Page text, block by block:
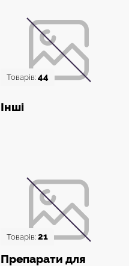
Товарів: 44
Інші
Товарів: 21
Препарати для